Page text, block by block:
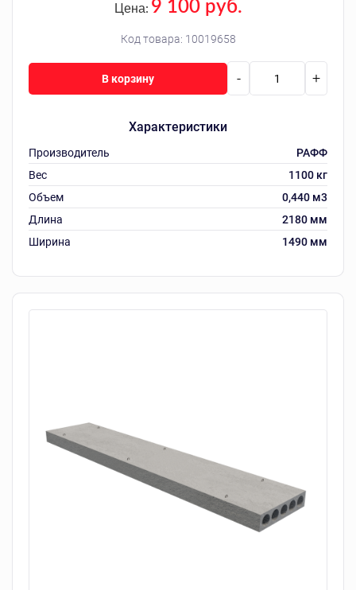
Код товара: 10019658
Цена: 9 100 руб.
Характеристики
Производитель
РАФФ
Вес
1100 кг
Объем
0,440 м3
Длина
2180 мм
Ширина
1490 мм
- +
В корзину